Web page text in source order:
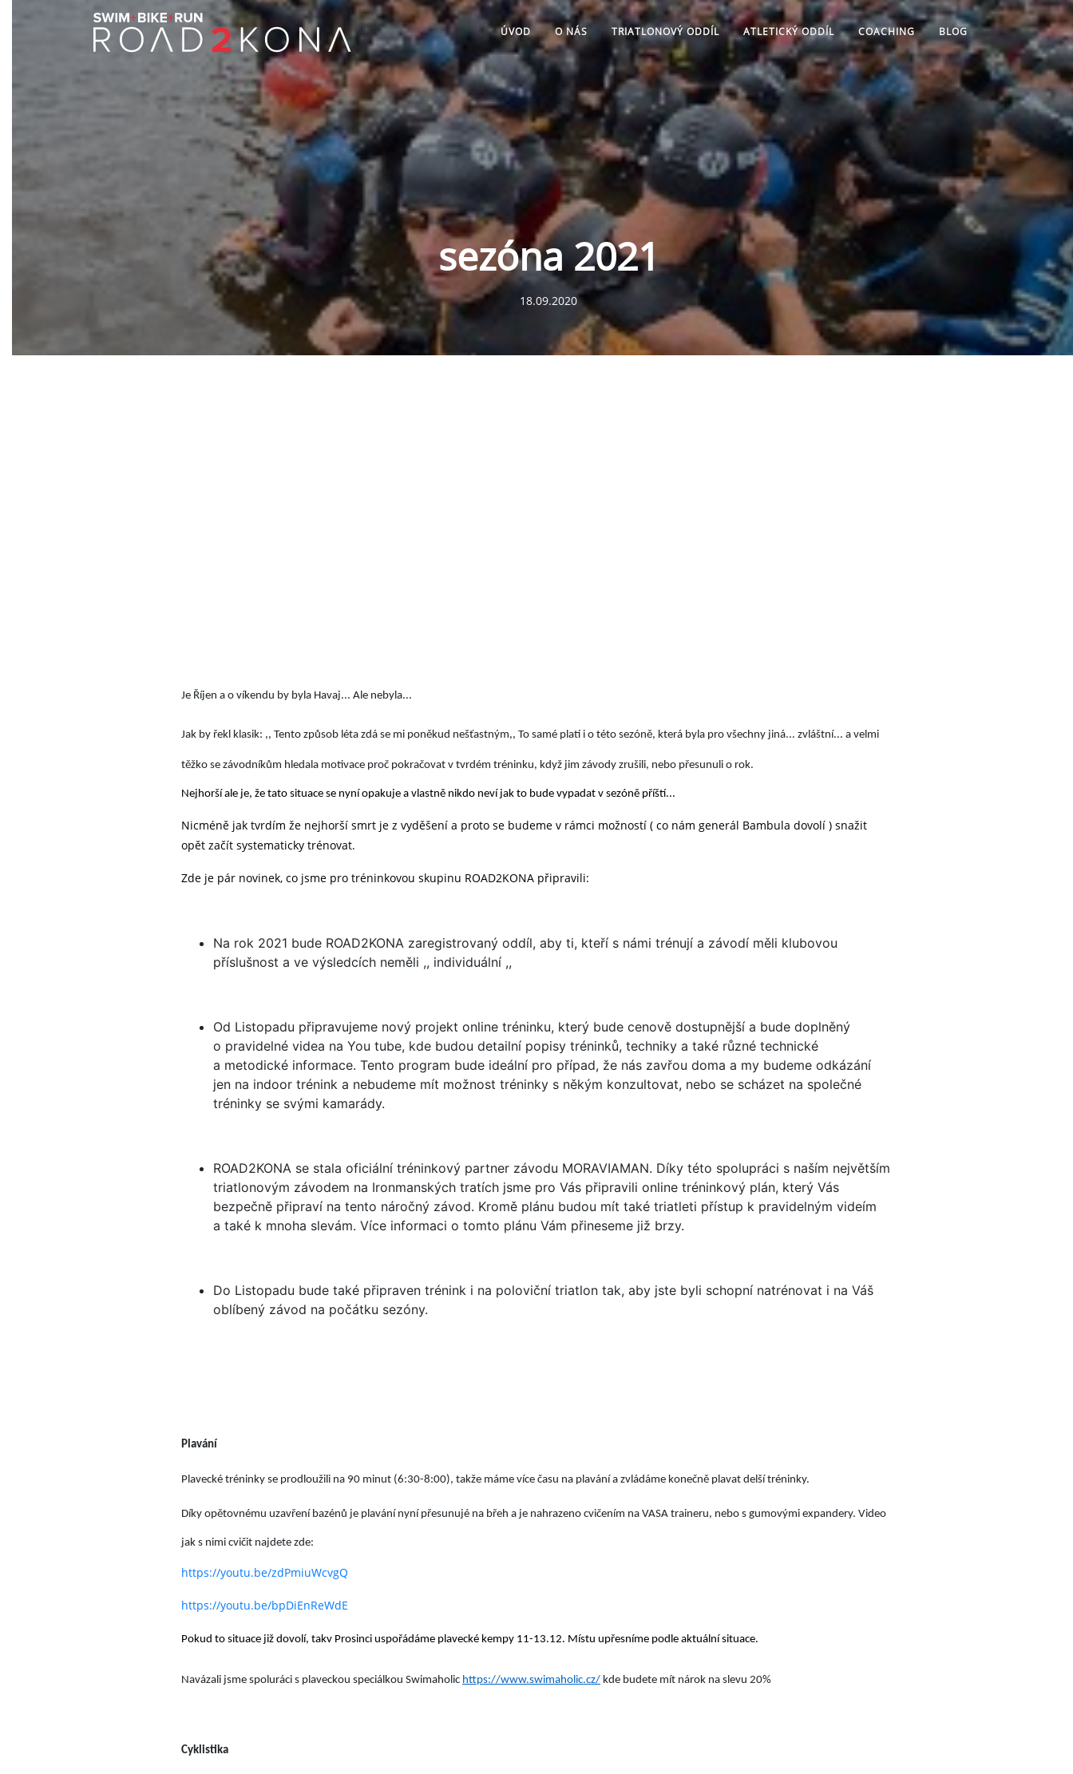
ÚVOD O NÁS TRIATLONOVÝ ODDÍL ATLETICKÝ ODDÍL COACHING BLOG
sezóna 2021
18.09.2020
Je Říjen a o víkendu by byla Havaj... Ale nebyla...
Jak by řekl klasik: ,, Tento způsob léta zdá se mi poněkud nešťastným,, To samé platí i o této sezóně, která byla pro všechny jiná... zvláštní... a velmi
těžko se závodníkům hledala motivace proč pokračovat v tvrdém tréninku, když jim závody zrušili, nebo přesunuli o rok.
Nejhorší ale je, že tato situace se nyní opakuje a vlastně nikdo neví jak to bude vypadat v sezóně příští...
Nicméně jak tvrdím že nejhorší smrt je z vyděšení a proto se budeme v rámci možností ( co nám generál Bambula dovolí ) snažit
opět začít systematicky trénovat.
Zde je pár novinek, co jsme pro tréninkovou skupinu ROAD2KONA připravili:
Na rok 2021 bude ROAD2KONA zaregistrovaný oddíl, aby ti, kteří s námi trénují a závodí měli klubovou
příslušnost a ve výsledcích neměli ,, individuální ,,
Od Listopadu připravujeme nový projekt online tréninku, který bude cenově dostupnější a bude doplněný
o pravidelné videa na You tube, kde budou detailní popisy tréninků, techniky a také různé technické
a metodické informace. Tento program bude ideální pro případ, že nás zavřou doma a my budeme odkázání
jen na indoor trénink a nebudeme mít možnost tréninky s někým konzultovat, nebo se scházet na společné
tréninky se svými kamarády.
ROAD2KONA se stala oficiální tréninkový partner závodu MORAVIAMAN. Díky této spolupráci s naším největším
triatlonovým závodem na Ironmanských tratích jsme pro Vás připravili online tréninkový plán, který Vás
bezpečně připraví na tento náročný závod. Kromě plánu budou mít také triatleti přístup k pravidelným videím
a také k mnoha slevám. Více informaci o tomto plánu Vám přineseme již brzy.
Do Listopadu bude také připraven trénink i na poloviční triatlon tak, aby jste byli schopní natrénovat i na Váš
oblíbený závod na počátku sezóny.
Plavání
Plavecké tréninky se prodloužili na 90 minut (6:30-8:00), takže máme více času na plavání a zvládáme konečně plavat delší tréninky.
Díky opětovnému uzavření bazénů je plavání nyní přesunujé na břeh a je nahrazeno cvičením na VASA traineru, nebo s gumovými expandery. Video
jak s nimi cvičit najdete zde:
https://youtu.be/zdPmiuWcvgQ
https://youtu.be/bpDiEnReWdE
Pokud to situace již dovolí, takv Prosinci uspořádáme plavecké kempy 11-13.12. Místu upřesníme podle aktuální situace.
Navázali jsme spoluráci s plaveckou speciálkou Swimaholic https://www.swimaholic.cz/ kde budete mít nárok na slevu 20%
Cyklistika